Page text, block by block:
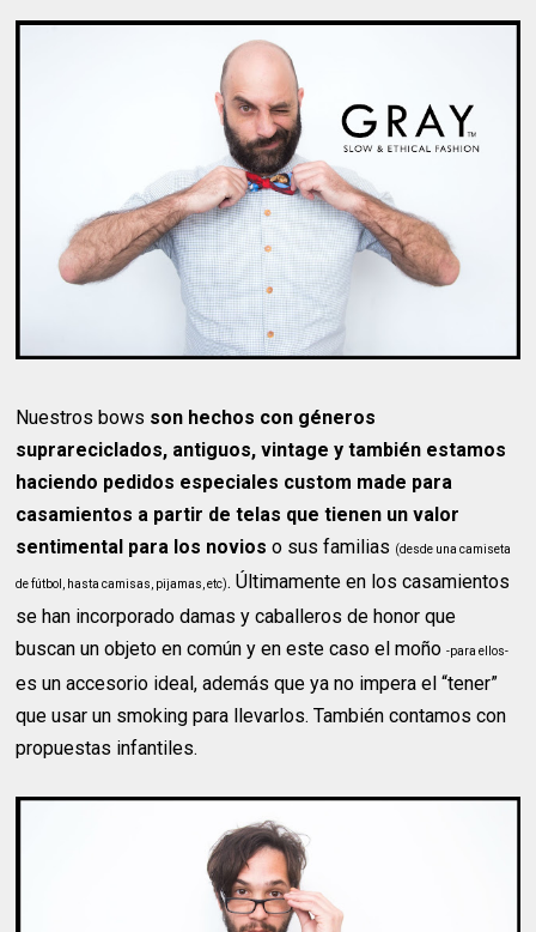
Nuestros bows son hechos con géneros
suprareciclados, antiguos, vintage y también estamos
haciendo pedidos especiales custom made para
casamientos a partir de telas que tienen un valor
sentimental para los novios o sus familias (desde una camiseta
de fútbol, hasta camisas, pijamas, etc). Últimamente en los casamientos
se han incorporado damas y caballeros de honor que
buscan un objeto en común y en este caso el moño-para ellos-
es un accesorio ideal, además que ya no impera el “tener”
que usar un smoking para llevarlos. También contamos con
propuestas infantiles.